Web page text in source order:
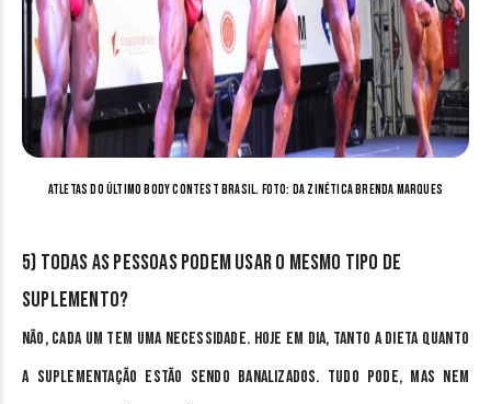
Atletas do último Body Contest Brasil. Foto: da zinética Brenda Marques
5) Todas as pessoas podem usar o mesmo tipo de
suplemento?
Não, cada um tem uma necessidade. Hoje em dia, tanto a dieta quanto
a suplementação estão sendo banalizados. Tudo pode, mas nem